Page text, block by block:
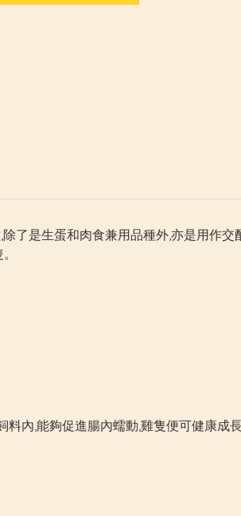
了是生蛋和肉食兼用品種外,亦是用作
內,能夠促進腸內蠕動,雞隻便可健康成